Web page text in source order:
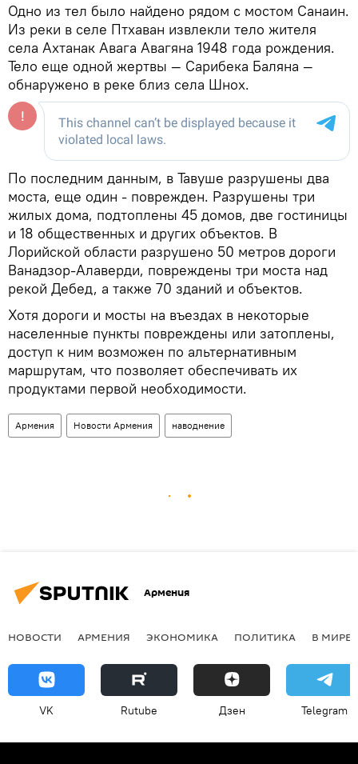
Одно из тел было найдено рядом с мостом Санаин.
Из реки в селе Птхаван извлекли тело жителя
села Ахтанак Авага Авагяна 1948 года рождения.
Тело еще одной жертвы — Сарибека Баляна —
обнаружено в реке близ села Шнох.
По последним данным, в Тавуше разрушены два
моста, еще один - поврежден. Разрушены три
жилых дома, подтоплены 45 домов, две гостиницы
и 18 общественных и других объектов. В
Лорийской области разрушено 50 метров дороги
Ванадзор-Алаверди, повреждены три моста над
рекой Дебед, а также 70 зданий и объектов.
Хотя дороги и мосты на въездах в некоторые
населенные пункты повреждены или затоплены,
доступ к ним возможен по альтернативным
маршрутам, что позволяет обеспечивать их
продуктами первой необходимости.
Армения Новости Армения наводнение
Армения
НОВОСТИ АРМЕНИЯ ЭКОНОМИКА ПОЛИТИКА В МИРЕ
VK Rutube Дзен Telegram